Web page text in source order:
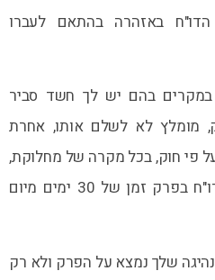
באזהרה בהתאם לעברו
בהם יש לך חשד סביר
מומלץ לא לשלם אותו, אחרת
פי חוק, בכל מקרה של מחלוקת,
ניתן להגיש בקשה לביטול הדו"ח בפרק זמן של 30 ימים מיום
שלך נמצא על הפרק ולא רק